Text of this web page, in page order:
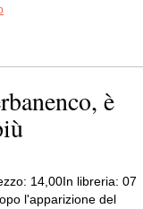
è
14,00In libreria: 07
l'apparizione del